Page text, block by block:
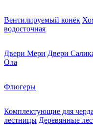
Вентилируемый конёк
водосточная
Двери Мери Двери
Ола
Флюгеры
Комплектующие для
лестницы Деревянные